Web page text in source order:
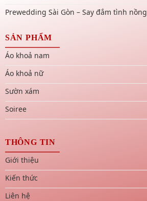
Prewedding Sài Gòn – Say đắm tình nồng
SẢN PHẨM
Áo khoả nam
Áo khoả nữ
Sườn xám
Soiree
THÔNG TIN
Giới thiệu
Kiến thức
Liên hệ